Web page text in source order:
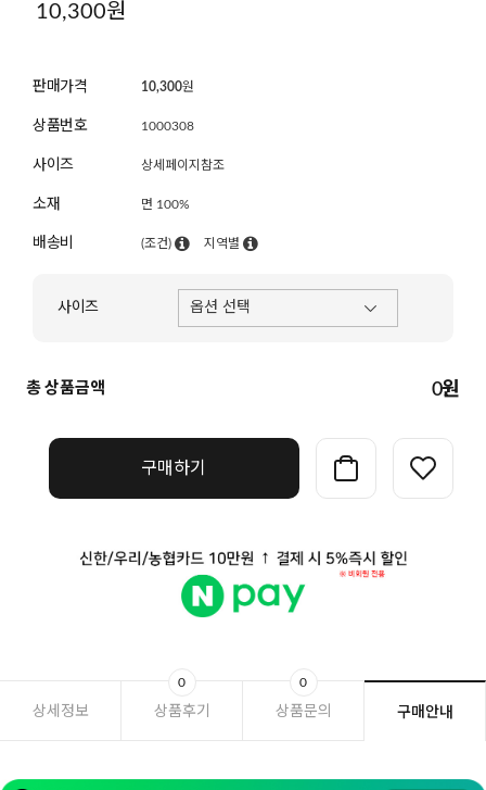
10,300원
판매가격 10,300원
상품번호 1000308
사이즈 상세페이지참조
소재 면 100%
배송비 (조건) 지역별
사이즈
총 상품금액 0원
구매하기
상세정보 상품후기
0
상품문의
0
구매안내